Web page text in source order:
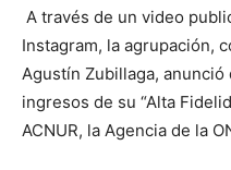
A través de un video
Instagram, la agrupación,
Agustín Zubillaga,
ingresos de su “Alta
ACNUR, la Agencia de la